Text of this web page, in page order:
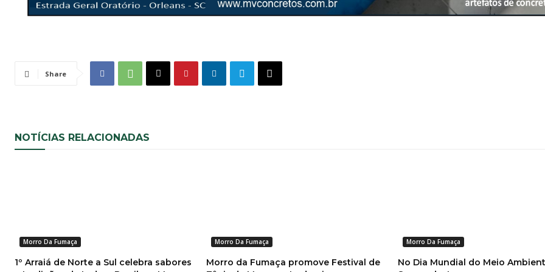
Share
NOTÍCIAS RELACIONADAS
Morro Da Fumaça
1º Arraiá de Norte a Sul celebra sabores
Morro Da Fumaça
Morro da Fumaça promove Festival de
Morro Da Fumaça
No Dia Mundial do Meio